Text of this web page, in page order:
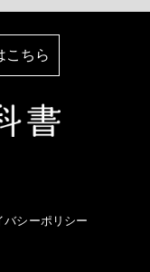
こちら
バシーポリシー